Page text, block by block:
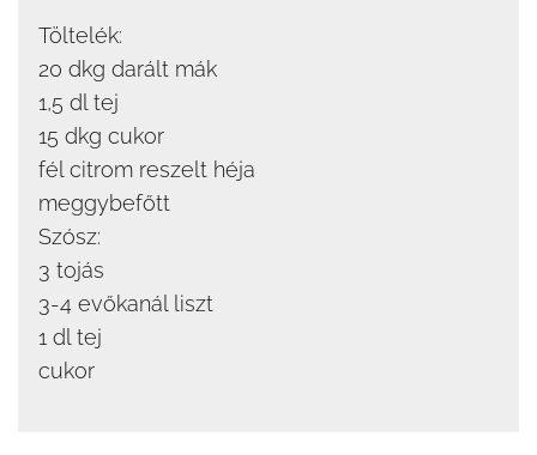
Töltelék:
20 dkg darált mák
1,5 dl tej
15 dkg cukor
fél citrom reszelt héja
meggybefőtt
Szósz:
3 tojás
3-4 evőkanál liszt
1 dl tej
cukor